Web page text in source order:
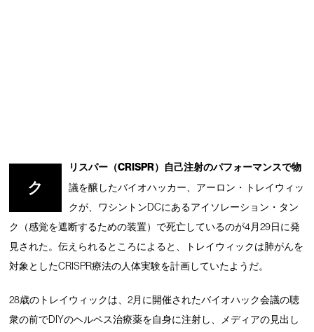
ク
リスパー（CRISPR）自己注射のパフォーマンスで物
議を醸したバイオハッカー、アーロン・トレイウィッ
クが、ワシントンDCにあるアイソレーション・タン
ク（感覚を遮断するための装置）で死亡しているのが4月29日に発
見された。伝えられるところによると、トレイウィックは肺がんを
対象としたCRISPR療法の人体実験を計画していたようだ。
28歳のトレイウィックは、2月に開催されたバイオハック会議の聴
衆の前でDIYのヘルペス治療薬を自身に注射し、メディアの見出し